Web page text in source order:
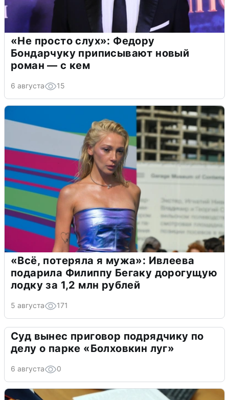
«Не просто слух»: Федору
Бондарчуку приписывают новый
роман — с кем
6 августа 15
«Всё, потеряла я мужа»: Ивлеева
подарила Филиппу Бегаку дорогущую
лодку за 1,2 млн рублей
5 августа 171
Суд вынес приговор подрядчику по
делу о парке «Болховкин луг»
6 августа 0